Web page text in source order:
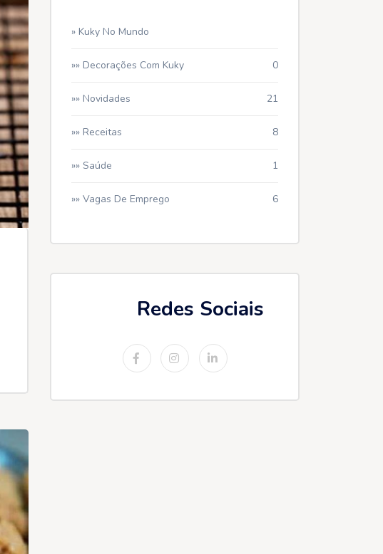
» Kuky No Mundo
»» Decorações Com Kuky 0
»» Novidades 21
»» Receitas 8
»» Saúde 1
»» Vagas De Emprego 6
Redes Sociais